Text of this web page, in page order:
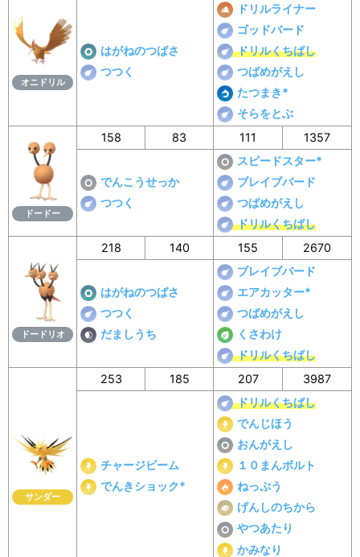
オニドリル
はがねのつばさ
つつく
ドリルライナー
ゴッドバード
ドリルくちばし
つばめがえし
たつまき*
そらをとぶ
ドードー
158 83 111 1357
でんこうせっか
つつく
スピードスター*
ブレイブバード
つばめがえし
ドリルくちばし
ドードリオ
218 140 155 2670
はがねのつばさ
つつく
だましうち
ブレイブバード
エアカッター*
つばめがえし
くさわけ
ドリルくちばし
サンダー
253 185 207 3987
チャージビーム
でんきショック*
ドリルくちばし
でんじほう
おんがえし
１０まんボルト
ねっぷう
げんしのちから
やつあたり
かみなり